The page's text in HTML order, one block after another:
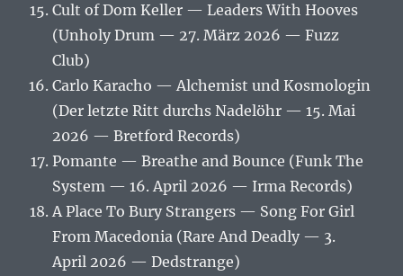
Cult of Dom Keller — Leaders With Hooves
(Unholy Drum — 27. März 2026 — Fuzz
Club)
Carlo Karacho — Alchemist und Kosmologin
(Der letzte Ritt durchs Nadelöhr — 15. Mai
2026 — Bretford Records)
Pomante — Breathe and Bounce (Funk The
System — 16. April 2026 — Irma Records)
A Place To Bury Strangers — Song For Girl
From Macedonia (Rare And Deadly — 3.
April 2026 — Dedstrange)